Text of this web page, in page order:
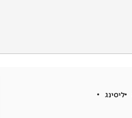
ליסינג